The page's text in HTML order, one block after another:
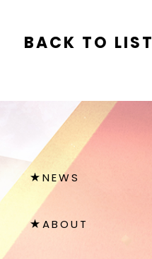
BACK TO LIST
NEWS
ABOUT